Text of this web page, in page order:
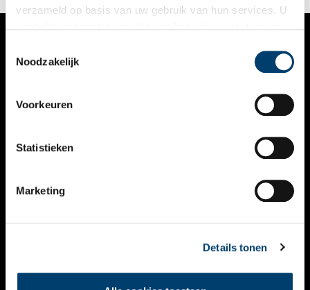
verzameld op basis van uw gebruik van hun services. U
Noodzakelijk
Voorkeuren
Statistieken
Marketing
Details tonen
VERHALEN
KALENDER
THEMA’S
VIDEO’S
CONTACT